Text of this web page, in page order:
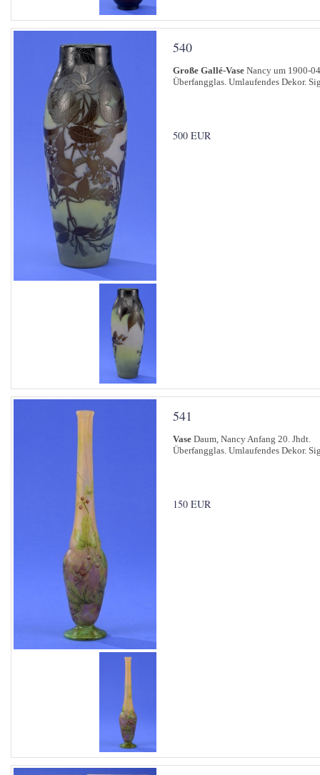
540
Große Gallé-Vase Nancy um 1900-04
Überfangglas. Umlaufendes Dekor.
500 EUR
541
Vase Daum, Nancy Anfang 20. Jhdt.
Überfangglas. Umlaufendes Dekor.
150 EUR